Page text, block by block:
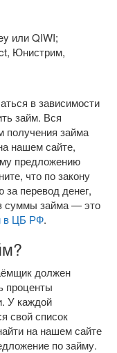
или QIWI;
Юнистрим,
в зависимости
займ. Вся
получения займа
нашем сайте,
предложению
что по закону
перевод денег,
суммы займа — это
в ЦБ РФ.
должен
проценты
У каждой
свой список
на нашем сайте
по займу.